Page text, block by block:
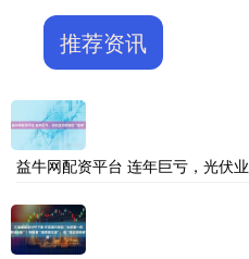
推荐资讯
益牛网配资平台 连年巨亏，光伏